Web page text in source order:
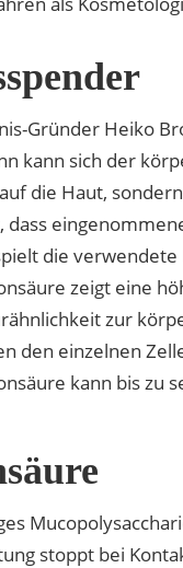
Gründer Heiko
kann sich der
die Haut,
dass
die
zeigt eine
zur
den einzelnen
kann bis zu
stoppt bei